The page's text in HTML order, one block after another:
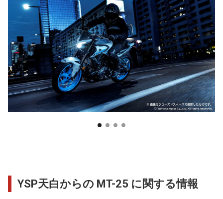
YSP天白からの MT-25 に関する情報